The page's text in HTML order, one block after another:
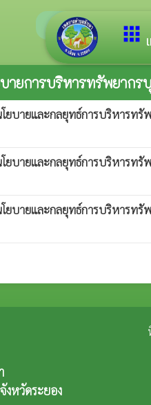
apps
ยินดีต้อนรับสู่เว็บ
ายการบริหารทรัพยากร
โยบายและกลยุทธ์การบริหาร
โยบายและกลยุทธ์การบริหาร
โยบายและกลยุทธ์การบริหาร
งหวัดระยอง